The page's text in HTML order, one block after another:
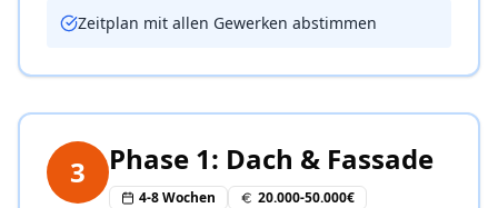
Zeitplan mit allen Gewerken abstimmen
3 Phase 1: Dach & Fassade
4-8 Wochen 20.000-50.000€